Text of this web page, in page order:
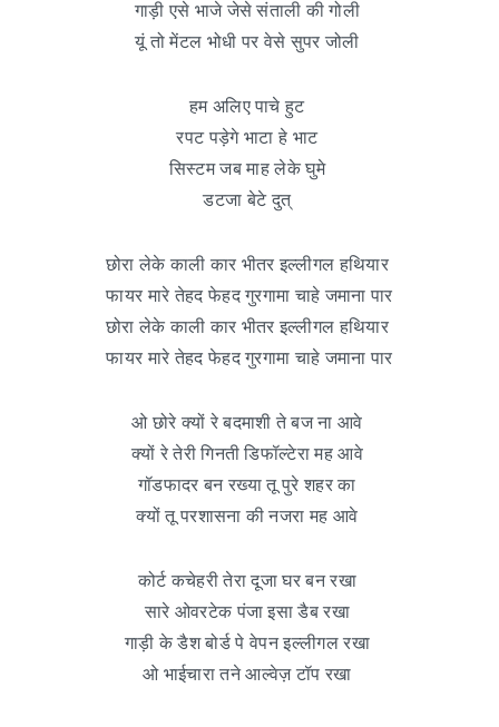
गाड़ी एसे भाजे जेसे संताली की गोली
यूं तो मेंटल भोधी पर वेसे सुपर जोली
हम अलिए पाचे हुट
रपट पड़ेगे भाटा हे भाट
सिस्टम जब माह लेके घुमे
डटजा बेटे दुत्
छोरा लेके काली कार भीतर इल्लीगल हथियार
फायर मारे तेहद फेहद गुरगामा चाहे जमाना पार
छोरा लेके काली कार भीतर इल्लीगल हथियार
फायर मारे तेहद फेहद गुरगामा चाहे जमाना पार
ओ छोरे क्यों रे बदमाशी ते बज ना आवे
क्यों रे तेरी गिनती डिफॉल्टेरा मह आवे
गॉडफादर बन रख्या तू पुरे शहर का
क्यों तू परशासना की नजरा मह आवे
कोर्ट कचेहरी तेरा दूजा घर बन रखा
सारे ओवरटेक पंजा इसा डैब रखा
गाड़ी के डैश बोर्ड पे वेपन इल्लीगल रखा
ओ भाईचारा तने आल्वेज़ टॉप रखा